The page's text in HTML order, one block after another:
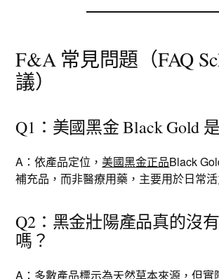
F&A 常見問題（FAQ
議）
Q1：美國黑金 Black Gold
A：依產品定位，美國黑金正品Black
補充品，而非醫療用藥，主要用於日常活
Q2：黑金壯陽產品真的沒
嗎？
A：多數產品標示為天然草本來源，但實